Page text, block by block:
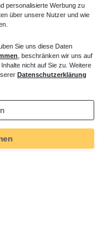
personalisierte Werbung zu
über unsere Nutzer und wie
Sie uns diese Daten
, beschränken wir uns auf
nicht auf Sie zu. Weitere
Datenschutzerklärung